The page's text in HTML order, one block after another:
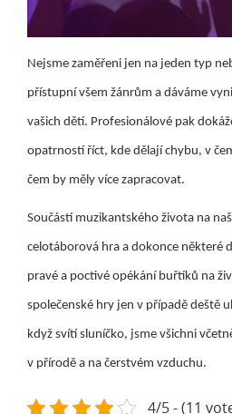
Nejsme zaměřeni jen na jeden typ
přístupní všem žánrům a dáváme
vašich dětí. Profesionálové pak
opatrností říct, kde dělají chybu, v
čem by měly více zapracovat.
Součástí muzikantského života na
celotáborová hra a dokonce některé
pravé a poctivé opékání buřtíků na
společenské hry jen v případě deště
když svítí sluníčko, jsme všichni
v přírodě a na čerstvém vzduchu.
4/5 - (11